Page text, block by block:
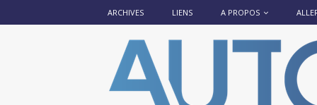
ARCHIVES LIENS A PROPOS